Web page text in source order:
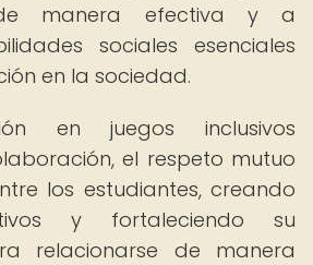
de manera efectiva y a
sociales esenciales
en la sociedad.
en juegos inclusivos
el respeto mutuo
los estudiantes, creando
y fortaleciendo su
relacionarse de manera